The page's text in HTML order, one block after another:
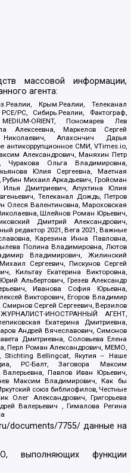
массовой информации,
агента:
Крым.Реалии, Телеканал
PC, Сибирь.Реалии, Фактограф,
ORIENT, Пономарев Лев
Алексеевна, Маркелов Сергей
Апахончич Дарья
антикоррупционное СМИ, VTimes.io,
Александрович, Маняхин Петр
Ольга Владимировна,
Юлия Сергеевна, Маетная
Рубин Михаил Аркадьевич, Гройсман
Дмитриевич, Апухтина Юлия
Телеканал Дождь, Петров
Олеся Валентиновна, Мароховская
Шлейнов Роман Юрьевич,
Дмитрий Александрович,
редактор 2021, Вега 2021, Важные
Карезина Инна Павловна,
Полина Владимировна, Лютов
Владимирович, Жилинский
Сергеевич, Пискунов Сергей
Кильтау Екатерина Викторовна,
Альбертович, Грезев Александр
Иванова София Юрьевна,
Викторович, Егоров Владимир
Сергей Сергеевич, Верзилов
ИНОСТРАННЫЙ АГЕНТ,
Екатерина Дмитриевна,
Андрей Вячеславович, Симонов
Дмитриевна, Соловьева Елена
Перл Роман Александрович, МЕМО,
Stichting Bellingcat, Якутия – Наше
РС-Балт, Заговора Максим
Павлов Иван Юрьевич,
Максим Владимирович, Как бы
союз библиофилов, Честные
Олег Александрович, Григорьева
Валерьевич , Гималова Регина
documents/7755/ данные на
выполняющих функции